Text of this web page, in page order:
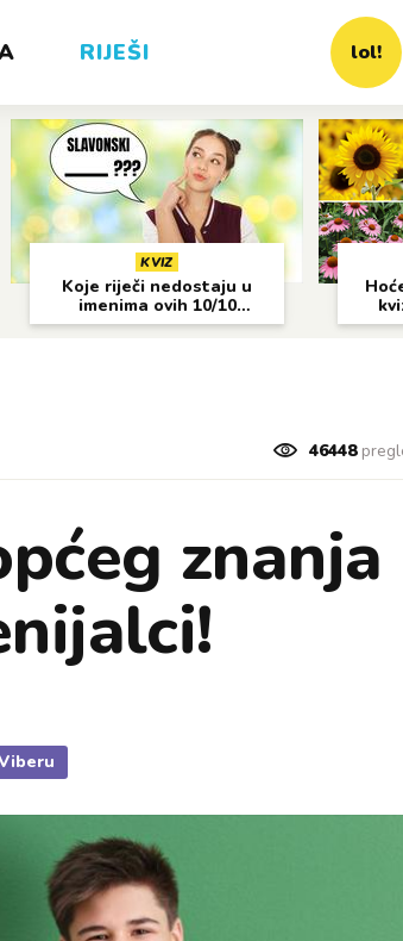
RIJEŠI lol!
KVIZ
Koje riječi nedostaju u
imenima ovih 10/10
gradova?
46448
znanja